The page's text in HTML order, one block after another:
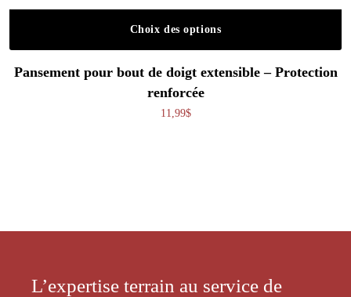
Choix des options
Pansement pour bout de doigt extensible – Protection
renforcée
11,99$
L’expertise terrain au service de